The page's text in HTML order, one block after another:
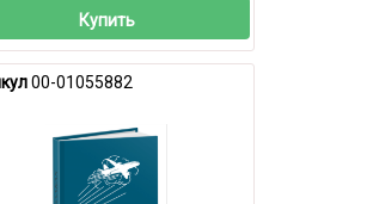
Купить
00-01055882